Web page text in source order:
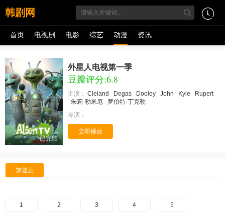
韩剧网
首页 电视剧 电影 综艺 动漫 资讯
已完结
外星人电视第一季
豆瓣评分:6.8
主演： Cleland Degas Dooley John Kyle
Rupert
朱莉·勒米厄
罗伯特·丁克勒
导演：
立即播放
加速云
1 2 3 4 5